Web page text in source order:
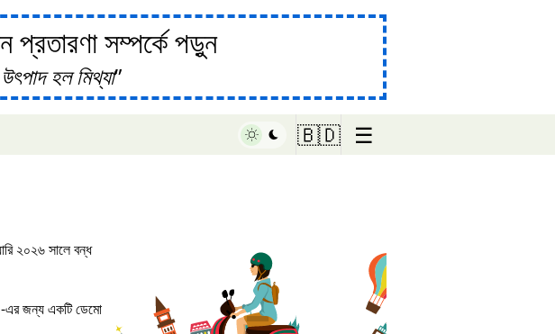
প্রতারণা সম্পর্কে পড়ুন
হল মিথ্যা
🇧🇩 ☰
২০২৬ সালে বন্ধ
-এর জন্য একটি ডেমো